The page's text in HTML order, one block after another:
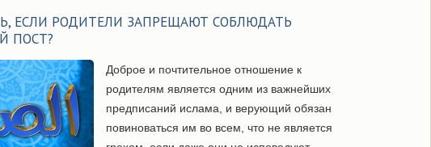
ЕСЛИ РОДИТЕЛИ ЗАПРЕЩАЮТ СОБЛЮДАТЬ
ПОСТ?
Доброе и почтительное отношение к
родителям является одним из важнейших
предписаний ислама, и верующий обязан
повиноваться им во всем, что не является